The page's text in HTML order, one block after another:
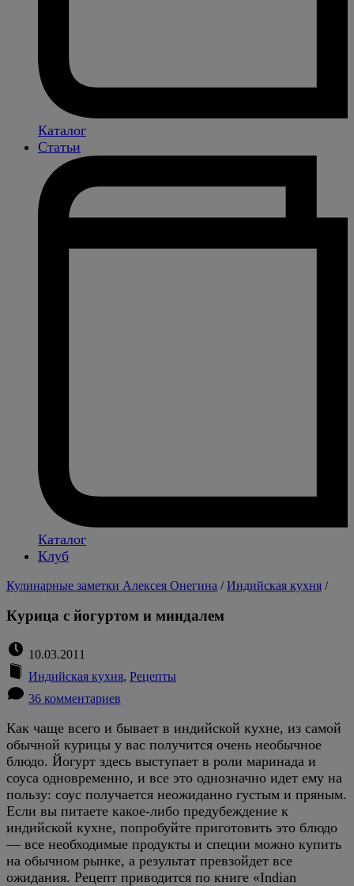
Каталог
Статьи
Каталог
Клуб
Кулинарные заметки Алексея Онегина /Индийская кухня /
Курица с йогуртом и миндалем
10.03.2011
Индийская кухня, Рецепты
36 комментариев
Как чаще всего и бывает в индийской кухне, из самой
обычной курицы у вас получится очень необычное
блюдо. Йогурт здесь выступает в роли маринада и
соуса одновременно, и все это однозначно идет ему на
пользу: соус получается неожиданно густым и пряным.
Если вы питаете какое-либо предубеждение к
индийской кухне, попробуйте приготовить это блюдо
— все необходимые продукты и специи можно купить
на обычном рынке, а результат превзойдет все
ожидания. Рецепт приводится по книге «Indian